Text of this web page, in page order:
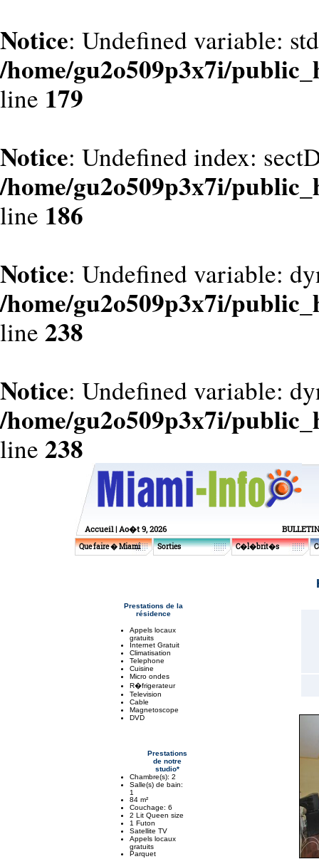
Notice: Undefined variable:
/home/gu2o509p3x7i/
line 179
Notice: Undefined index:
/home/gu2o509p3x7i/
line 186
Notice: Undefined variable:
/home/gu2o509p3x7i/
line 238
Notice: Undefined variable:
/home/gu2o509p3x7i/
line 238
Accueil| Ao�t 9, 2026
Que faire � Miami Sorties C�l�brit�s
Prestations de la
résidence
Appels locaux
gratuits
Internet Gratuit
Climatisation
Telephone
Cuisine
Micro ondes
R�frigerateur
Television
Cable
Magnetoscope
DVD
Prestations
de notre
studio*
Chambre(s): 2
Salle(s) de bain:
1
84 m²
Couchage: 6
2 Lit Queen size
1 Futon
Satellite TV
Appels locaux
gratuits
Parquet